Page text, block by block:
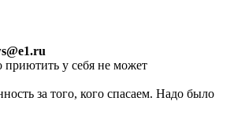
у себя не может
за того, кого спасаем. Надо было